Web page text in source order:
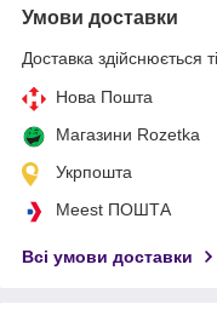
Умови доставки
Доставка здійснюється
Нова Пошта
Магазини Rozetka
Укрпошта
Meest ПОШТА
Всі умови доставки